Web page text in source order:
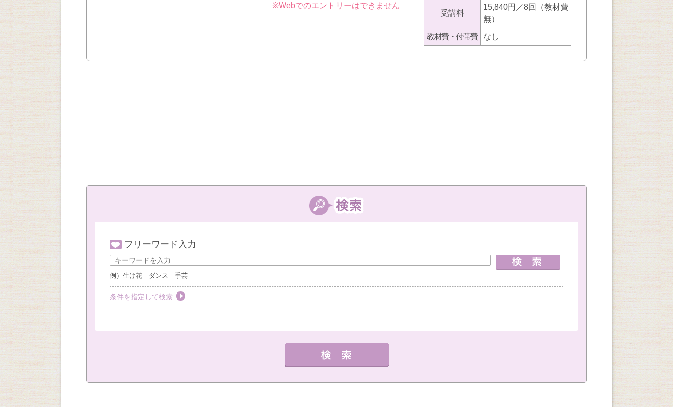
※Webでのエントリーはできません
受講料
15,840円／8回（教材費
無）
教材費・付帯費 なし
フリーワード入力
例）生け花 ダンス 手芸
条件を指定して検索
カテゴリーを選ぶ